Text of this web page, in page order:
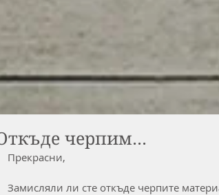
черпим...
Прекрасни,
Замисляли ли сте откъде черпите